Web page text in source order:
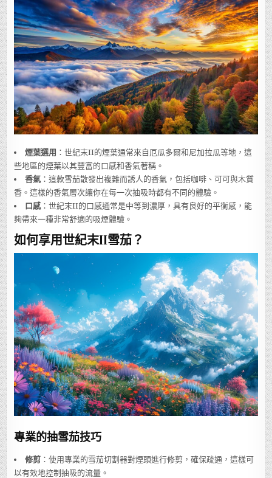
煙葉選用 ：世紀末II的煙葉通常來自厄瓜多爾和尼加拉瓜等地，這
些地區的煙葉以其豐富的口感和香氣著稱。
香氣 ：這款雪茄散發出複雜而誘人的香氣，包括咖啡、可可與木質
香。這樣的香氣層次讓你在每一次抽吸時都有不同的體驗。
口感 ：世紀末II的口感通常是中等到濃厚，具有良好的平衡感，能
夠帶來一種非常舒適的吸煙體驗。
如何享用世紀末II雪茄？
專業的抽雪茄技巧
修剪 ：使用專業的雪茄切割器對煙頭進行修剪，確保疏通，這樣可
以有效地控制抽吸的流量。